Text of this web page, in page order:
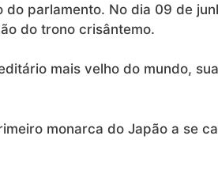
parlamento. No dia 09 de
do trono crisântemo.
mais velho do mundo, sua
monarca do Japão a se